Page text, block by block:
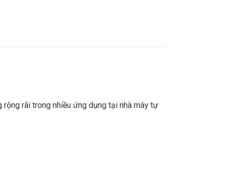
rãi trong nhiều ứng dụng tại nhà máy tự